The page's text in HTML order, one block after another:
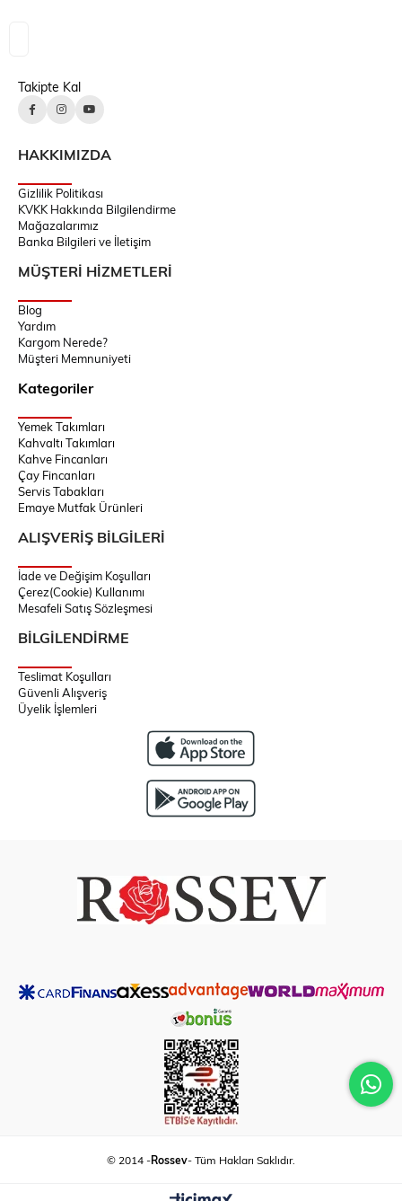
Takipte Kal
HAKKIMIZDA
Gizlilik Politikası
KVKK Hakkında Bilgilendirme
Mağazalarımız
Banka Bilgileri ve İletişim
MÜŞTERİ HİZMETLERİ
Blog
Yardım
Kargom Nerede?
Müşteri Memnuniyeti
Kategoriler
Yemek Takımları
Kahvaltı Takımları
Kahve Fincanları
Çay Fincanları
Servis Tabakları
Emaye Mutfak Ürünleri
ALIŞVERİŞ BİLGİLERİ
İade ve Değişim Koşulları
Çerez(Cookie) Kullanımı
Mesafeli Satış Sözleşmesi
BİLGİLENDİRME
Teslimat Koşulları
Güvenli Alışveriş
Üyelik İşlemleri
© 2014 -Rossev- Tüm Hakları Saklıdır.